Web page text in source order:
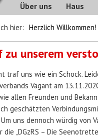
Über uns Haus
hier: Herzlich Willkommen!
zu unserem
traf uns wie ein Schock.
Vagant am
allen Freunden und
geschätzten
uns dennoch würdig von
die „DGzRS – Die